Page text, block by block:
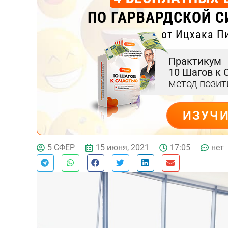
ПО ГАРВАРДСКОЙ
от Ицхака
Практикум
10 Шагов к
метод
ДЕЙСТВУЙ
5 СФЕР 15 июня, 2021 17:05 нет
Тест эмоционального
выгорания